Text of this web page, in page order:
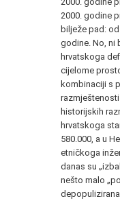
2000. godine
bilježe pad: od
godine. No, ni
hrvatskoga
cijelome
kombinaciji s
historijskih
hrvatskoga
580.000, a u
etničkoga
danas su
nešto malo